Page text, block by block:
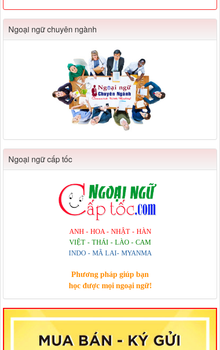
Ngoại ngữ chuyên ngành
Ngoại ngữ cấp tốc
ANH - HOA - NHẬT - HÀN
VIỆT - THÁI - LÀO - CAM
INDO - MÃ LAI- MYANMA
Phương pháp giúp bạn
học được mọi ngoại ngữ!